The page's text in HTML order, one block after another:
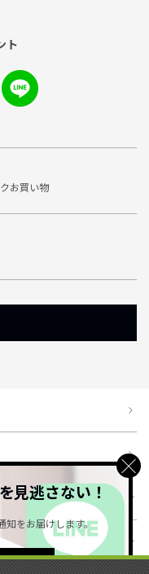
ト
お買い物
見逃さない！
知をお届けします。
＞